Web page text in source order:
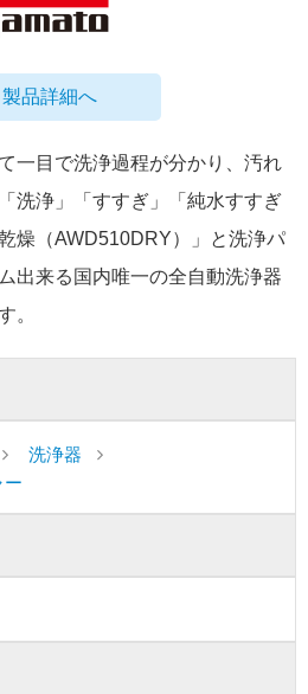
製品詳細へ
一目で洗浄過程が分かり、汚れ
洗浄」「すすぎ」「純水すすぎ
燥（AWD510DRY）」と洗浄パ
出来る国内唯一の全自動洗浄器
。
洗浄器
ー